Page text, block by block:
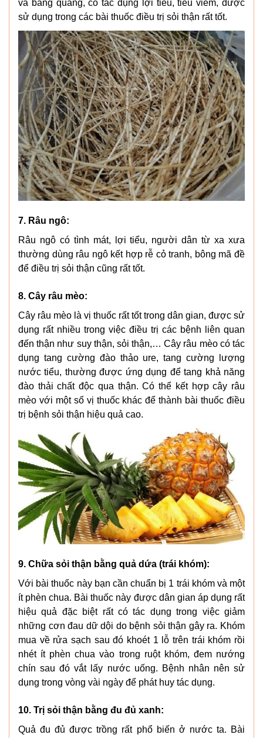
và bàng quang, có tác dụng lợi tiểu, tiêu viêm, được
sử dụng trong các bài thuốc điều trị sỏi thận rất tốt.
7. Râu ngô:
Râu ngô có tình mát, lợi tiểu, người dân từ xa xưa
thường dùng râu ngô kết hợp rễ cỏ tranh, bông mã đề
để điều trị sỏi thận cũng rất tốt.
8. Cây râu mèo:
Cây râu mèo là vị thuốc rất tốt trong dân gian, được sử
dụng rất nhiều trong việc điều trị các bệnh liên quan
đến thận như suy thận, sỏi thận,… Cây râu mèo có tác
dụng tang cường đào thảo ure, tang cường lượng
nước tiểu, thường được ứng dụng để tang khả năng
đào thải chất độc qua thận. Có thể kết hợp cây râu
mèo với một số vị thuốc khác để thành bài thuốc điều
trị bệnh sỏi thận hiệu quả cao.
9. Chữa sỏi thận bằng quả dứa (trái khóm):
Với bài thuốc này bạn cần chuẩn bị 1 trái khóm và một
ít phèn chua. Bài thuốc này được dân gian áp dụng rất
hiệu quả đặc biệt rất có tác dụng trong việc giảm
những cơn đau dữ dội do bệnh sỏi thận gây ra. Khóm
mua về rửa sạch sau đó khoét 1 lỗ trên trái khóm rồi
nhét ít phèn chua vào trong ruột khóm, đem nướng
chín sau đó vắt lấy nước uống. Bệnh nhân nên sử
dụng trong vòng vài ngày để phát huy tác dụng.
10. Trị sỏi thận bằng đu đủ xanh:
Quả đu đủ được trồng rất phổ biến ở nước ta. Bài